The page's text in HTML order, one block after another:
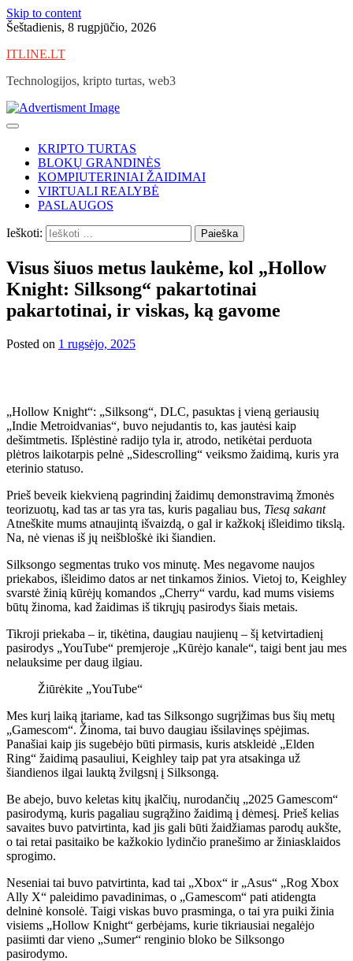
Skip to content
Šeštadienis, 8 rugpjūčio, 2026
ITLINE.LT
Technologijos, kripto turtas, web3
KRIPTO TURTAS
BLOKŲ GRANDINĖS
KOMPIUTERINIAI ŽAIDIMAI
VIRTUALI REALYBĖ
PASLAUGOS
Ieškoti:
Visus šiuos metus laukėme, kol „Hollow
Knight: Silksong“ pakartotinai
pakartotinai, ir viskas, ką gavome
Posted on 1 rugsėjo, 2025
„Hollow Knight“: „Silksong“, DLC, pasuktas į vieną geriausių
„Indie Metroidvanias“, buvo nejudantis to, kas jautėsi kaip
dešimtmetis. Išplėstinė radijo tyla ir, atrodo, netikėtai perduota
plėtros laikotarpis pelnė „Sidescrolling“ veiksmo žaidimą, kuris yra
eterinio statuso.
Prieš beveik kiekvieną pagrindinį žaidimų demonstravimą žmonės
teorizuotų, kad tas ar tas yra tas, kuris pagaliau bus, Tiesą sakant
Atneškite mums atnaujintą išvaizdą, o gal ir kažkokį išleidimo tikslą.
Na, nė vienas iš jų neišbloškė iki šiandien.
Silksongo segmentas truko vos minutę. Mes negavome naujos
priekabos, išleidimo datos ar net tinkamos žinios. Vietoj to, Keighley
svarstė žinią kūrėjų komandos „Cherry“ vardu, kad mums visiems
būtų žinoma, kad žaidimas iš tikrųjų pasirodys šiais metais.
Tikroji priekaba – ir, tikėtina, daugiau naujienų – šį ketvirtadienį
pasirodys „YouTube“ premjeroje „Kūrėjo kanale“, taigi bent jau mes
nelauksime per daug ilgiau.
Žiūrėkite „YouTube“
Mes kurį laiką įtariame, kad tas Silksongo sugrįžimas bus šių metų
„Gamescom“. Žinoma, tai buvo daugiau išsilavinęs spėjimas.
Panašiai kaip jis sugebėjo būti pirmasis, kuris atskleidė „Elden
Ring“ žaidimą pasauliui, Keighley taip pat yra atsakinga už
šiandienos ilgai lauktą žvilgsnį į Silksongą.
Be abejo, buvo keletas kitų įkalčių, nurodančių „2025 Gamescom“
pasirodymą, kuris pagaliau sugrąžino žaidimą į dėmesį. Prieš kelias
savaites buvo patvirtinta, kad jis gali būti žaidžiamas parodų aukšte,
o tai retai pasitaiko be kažkokio lydinčio pranešimo ar žiniasklaidos
sprogimo.
Neseniai tai buvo patvirtinta, kad tai „Xbox“ ir „Asus“ „Rog Xbox
Ally X“ paleidimo pavadinimas, o „Gamescom“ pati atidengta
delninė konsolė. Taigi viskas buvo prasminga, o tai yra puiki žinia
visiems „Hollow Knight“ gerbėjams, kurie tikriausiai negalėjo
pasiimti dar vieno „Sumer“ renginio bloko be Silksongo
pasirodymo.